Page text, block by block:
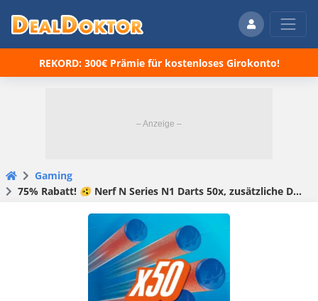
REKORD: 300€ Prämie für kostenloses Girokonto!
Gaming
75% Rabatt! 🫨 Nerf N Series N1 Darts 50x, zusätzliche Darts für High Performance Blaster der Nerf N Serie für 2,99€! 🚀